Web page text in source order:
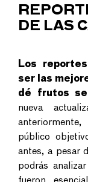
DE LAS
Los
ser las
dé frutos se
nueva
público
antes, a pesar
podrás